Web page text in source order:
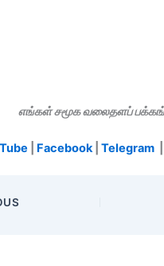
எங்கள் சமூக வலைதளப்
Facebook| Telegram